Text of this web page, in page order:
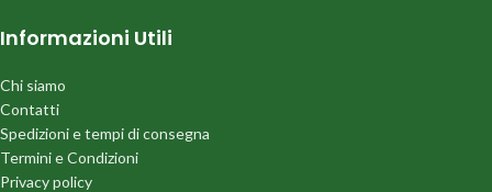
Informazioni Utili
Chi siamo
Contatti
Spedizioni e tempi di consegna
Termini e Condizioni
Privacy policy